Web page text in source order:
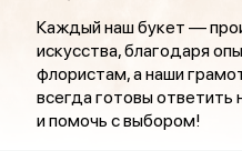
Каждый наш букет —
искусства, благодаря
флористам, а наши
всегда готовы ответить
и помочь с выбором!